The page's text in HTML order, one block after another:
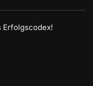
Erfolgscodex!